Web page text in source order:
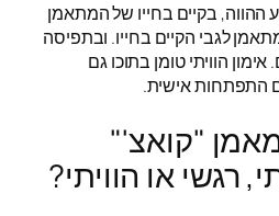
ההווה, בקיים בחייו של המתאמן
לגבי הקיים בחייו. ובתפיסה
הוויתי טומן בתוכו גם
התפתחות אישית.
"קואצ'"
רגשי או הוויתי?